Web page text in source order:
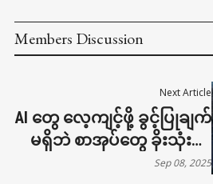
Members Discussion
Next Article
AI တွေ လေ့ကျင့်ဖို့ ခွင့်ပြုချက်
မရှိဘဲ စာအုပ်တွေ ခိုးသုံးမှုနဲ့
APPLE တရားစွဲခံရ
Sep 08, 2025